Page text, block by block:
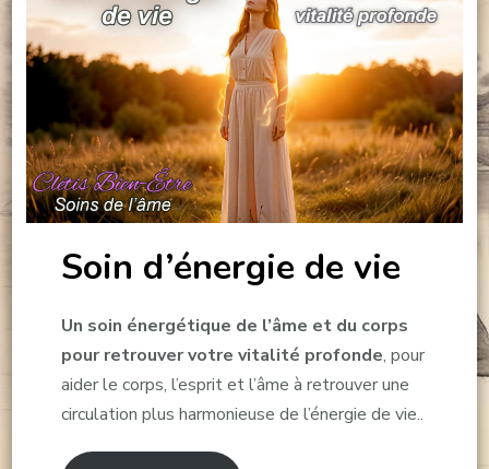
Soin d’énergie de vie
Un soin énergétique de l’âme et du corps
pour retrouver votre vitalité profonde, pour
aider le corps, l’esprit et l’âme à retrouver une
circulation plus harmonieuse de l’énergie de vie..